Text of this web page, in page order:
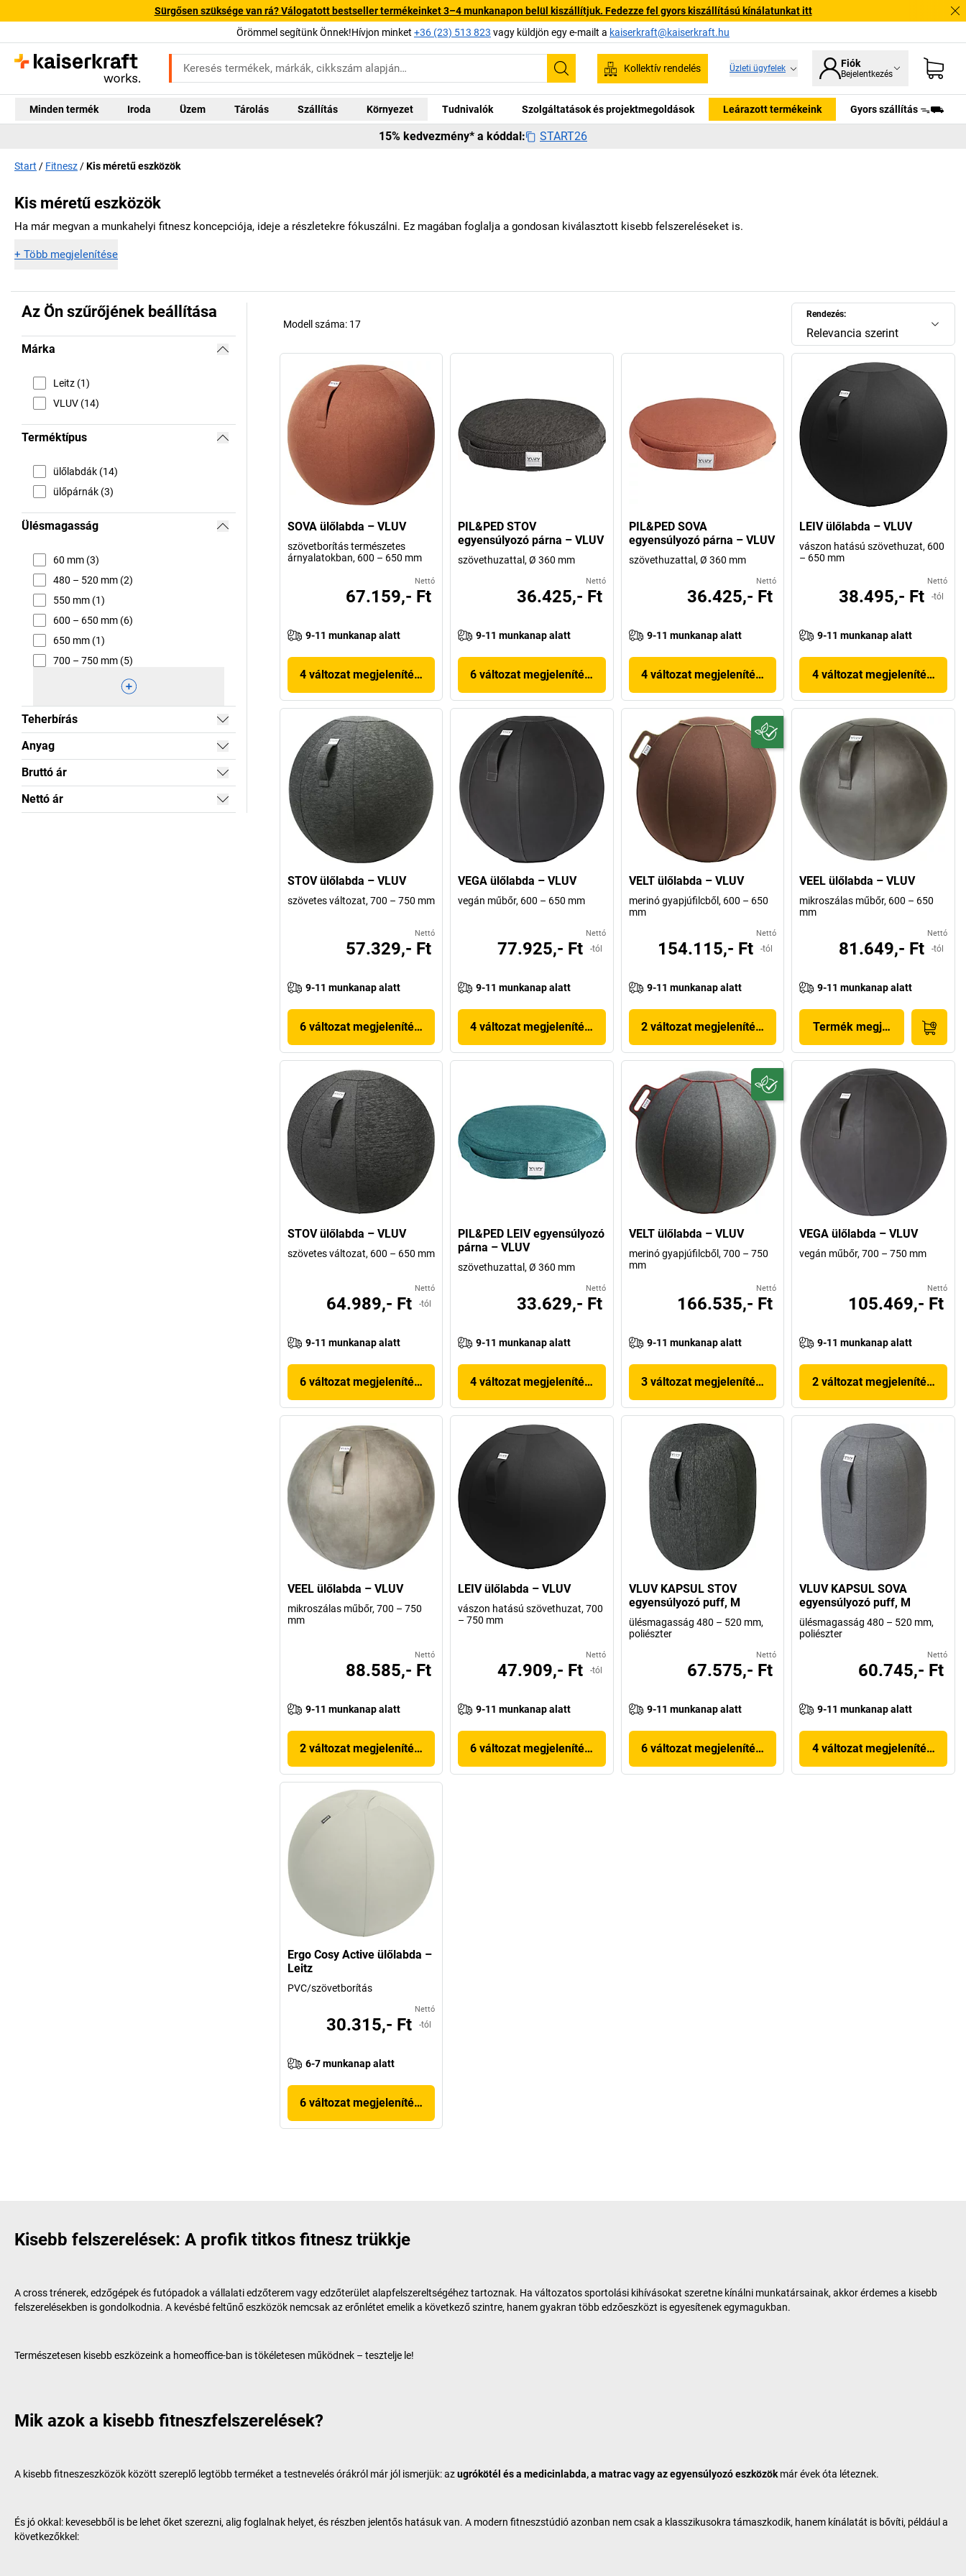
Sürgősen szüksége van rá? Válogatott bestseller termékeinket 3–4 munkanapon belül kiszállítjuk. Fedezze fel gyors kiszállítású kínálatunkat itt
Örömmel segítünk Önnek!Hívjon minket +36 (23) 513 823 vagy küldjön egy e-mailt a kaiserkraft@kaiserkraft.hu
Keresés
Kollektív rendelés Üzleti ügyfelek Fiók
Bejelentkezés
Minden termék Iroda Üzem Tárolás Szállítás Környezet Tudnivalók Szolgáltatások és projektmegoldások Leárazott termékeink Gyors szállítás ᯓ⛟
15% kedvezmény* a kóddal: START26
Start Fitnesz Kis méretű eszközök
Kis méretű eszközök
Ha már megvan a munkahelyi fitnesz koncepciója, ideje a részletekre fókuszálni. Ez magában foglalja a gondosan kiválasztott kisebb felszereléseket is.
+ Több megjelenítése
Az Ön szűrőjének beállítása
Márka
Leitz (1)
VLUV (14)
Terméktípus
ülőlabdák (14)
ülőpárnák (3)
Ülésmagasság
60 mm (3)
480 – 520 mm (2)
550 mm (1)
600 – 650 mm (6)
650 mm (1)
700 – 750 mm (5)
Teherbírás
Anyag
Bruttó ár
Nettó ár
Rendezés:
Relevancia szerint
Modell száma: 17
SOVA ülőlabda – VLUV
szövetborítás természetes
árnyalatokban, 600 – 650 mm
Nettó
67.159,- Ft
9-11 munkanap alatt
4 változat megjelenítése
PIL&PED STOV
egyensúlyozó párna – VLUV
szövethuzattal, Ø 360 mm
Nettó
36.425,- Ft
9-11 munkanap alatt
6 változat megjelenítése
PIL&PED SOVA
egyensúlyozó párna – VLUV
szövethuzattal, Ø 360 mm
Nettó
36.425,- Ft
9-11 munkanap alatt
4 változat megjelenítése
LEIV ülőlabda – VLUV
vászon hatású szövethuzat, 600
– 650 mm
Nettó
38.495,- Ft -tól
9-11 munkanap alatt
4 változat megjelenítése
STOV ülőlabda – VLUV
szövetes változat, 700 – 750 mm
Nettó
57.329,- Ft
9-11 munkanap alatt
6 változat megjelenítése
VEGA ülőlabda – VLUV
vegán műbőr, 600 – 650 mm
Nettó
77.925,- Ft -tól
9-11 munkanap alatt
4 változat megjelenítése
VELT ülőlabda – VLUV
merinó gyapjúfilcből, 600 – 650
mm
Nettó
154.115,- Ft -tól
9-11 munkanap alatt
2 változat megjelenítése
VEEL ülőlabda – VLUV
mikroszálas műbőr, 600 – 650
mm
Nettó
81.649,- Ft -tól
9-11 munkanap alatt
Termék megjelenítése
STOV ülőlabda – VLUV
szövetes változat, 600 – 650 mm
Nettó
64.989,- Ft -tól
9-11 munkanap alatt
6 változat megjelenítése
PIL&PED LEIV egyensúlyozó
párna – VLUV
szövethuzattal, Ø 360 mm
Nettó
33.629,- Ft
9-11 munkanap alatt
4 változat megjelenítése
VELT ülőlabda – VLUV
merinó gyapjúfilcből, 700 – 750
mm
Nettó
166.535,- Ft
9-11 munkanap alatt
3 változat megjelenítése
VEGA ülőlabda – VLUV
vegán műbőr, 700 – 750 mm
Nettó
105.469,- Ft
9-11 munkanap alatt
2 változat megjelenítése
VEEL ülőlabda – VLUV
mikroszálas műbőr, 700 – 750
mm
Nettó
88.585,- Ft
9-11 munkanap alatt
2 változat megjelenítése
LEIV ülőlabda – VLUV
vászon hatású szövethuzat, 700
– 750 mm
Nettó
47.909,- Ft -tól
9-11 munkanap alatt
6 változat megjelenítése
VLUV KAPSUL STOV
egyensúlyozó puff, M
ülésmagasság 480 – 520 mm,
poliészter
Nettó
67.575,- Ft
9-11 munkanap alatt
6 változat megjelenítése
VLUV KAPSUL SOVA
egyensúlyozó puff, M
ülésmagasság 480 – 520 mm,
poliészter
Nettó
60.745,- Ft
9-11 munkanap alatt
4 változat megjelenítése
Ergo Cosy Active ülőlabda –
Leitz
PVC/szövetborítás
Nettó
30.315,- Ft -tól
6-7 munkanap alatt
6 változat megjelenítése
Kisebb felszerelések: A profik titkos fitnesz trükkje
A cross trénerek, edzőgépek és futópadok a vállalati edzőterem vagy edzőterület alapfelszereltségéhez tartoznak. Ha változatos sportolási kihívásokat szeretne kínálni munkatársainak, akkor érdemes a kisebb
felszerelésekben is gondolkodnia. A kevésbé feltűnő eszközök nemcsak az erőnlétet emelik a következő szintre, hanem gyakran több edzőeszközt is egyesítenek egymagukban.
Természetesen kisebb eszközeink a homeoffice-ban is tökéletesen működnek – tesztelje le!
Mik azok a kisebb fitneszfelszerelések?
A kisebb fitneszeszközök között szereplő legtöbb terméket a testnevelés órákról már jól ismerjük: azugrókötél és a medicinlabda, a matrac vagy az egyensúlyozó eszközök már évek óta léteznek.
És jó okkal: kevesebből is be lehet őket szerezni, alig foglalnak helyet, és részben jelentős hatásuk van. A modern fitneszstúdió azonban nem csak a klasszikusokra támaszkodik, hanem kínálatát is bővíti, például a
következőkkel: